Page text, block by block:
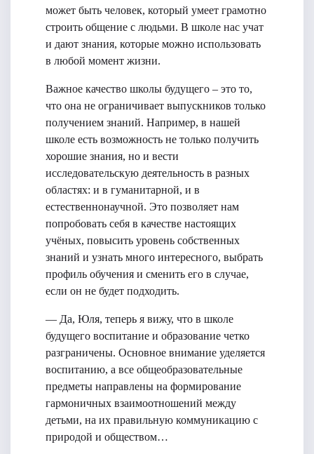
может быть человек, который умеет грамотно
строить общение с людьми. В школе нас учат
и дают знания, которые можно использовать
в любой момент жизни.
Важное качество школы будущего – это то,
что она не ограничивает выпускников только
получением знаний. Например, в нашей
школе есть возможность не только получить
хорошие знания, но и вести
исследовательскую деятельность в разных
областях: и в гуманитарной, и в
естественнонаучной. Это позволяет нам
попробовать себя в качестве настоящих
учёных, повысить уровень собственных
знаний и узнать много интересного, выбрать
профиль обучения и сменить его в случае,
если он не будет подходить.
— Да, Юля, теперь я вижу, что в школе
будущего воспитание и образование четко
разграничены. Основное внимание уделяется
воспитанию, а все общеобразовательные
предметы направлены на формирование
гармоничных взаимоотношений между
детьми, на их правильную коммуникацию с
природой и обществом…